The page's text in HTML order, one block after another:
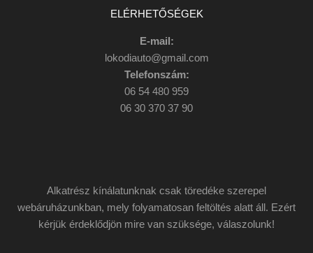
ELÉRHETŐSÉGEK
E-mail:
lokodiauto@gmail.com
Telefonszám:
06 54 480 959
06 30 370 37 90
Alkatrész kínálatunknak csak töredéke szerepel
webáruházunkban, mely folyamatosan feltöltés alatt áll. Ezért
kérjük érdeklődjön mire van szüksége, válaszolunk!